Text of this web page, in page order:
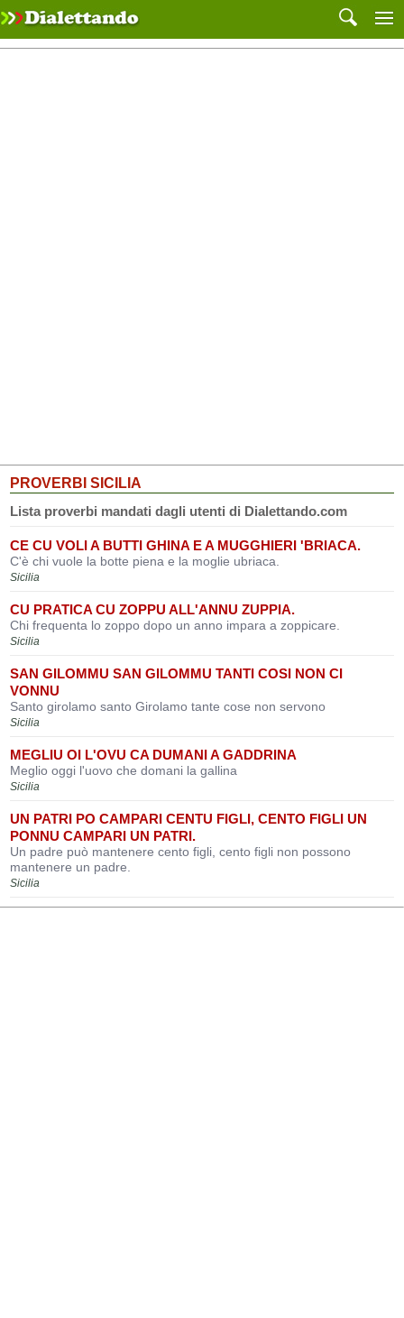
PROVERBI SICILIA
Lista proverbi mandati dagli utenti di Dialettando.com
CE CU VOLI A BUTTI GHINA E A MUGGHIERI 'BRIACA.
C'è chi vuole la botte piena e la moglie ubriaca.
Sicilia
CU PRATICA CU ZOPPU ALL'ANNU ZUPPIA.
Chi frequenta lo zoppo dopo un anno impara a zoppicare.
Sicilia
SAN GILOMMU SAN GILOMMU TANTI COSI NON CI
VONNU
Santo girolamo santo Girolamo tante cose non servono
Sicilia
MEGLIU OI L'OVU CA DUMANI A GADDRINA
Meglio oggi l'uovo che domani la gallina
Sicilia
UN PATRI PO CAMPARI CENTU FIGLI, CENTO FIGLI UN
PONNU CAMPARI UN PATRI.
Un padre può mantenere cento figli, cento figli non possono
mantenere un padre.
Sicilia